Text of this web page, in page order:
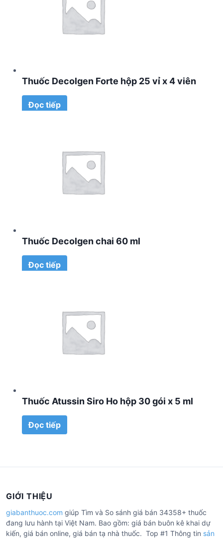
Thuốc Decolgen Forte hộp 25 vỉ x 4 viên
Đọc tiếp
Thuốc Decolgen chai 60 ml
Đọc tiếp
Thuốc Atussin Siro Ho hộp 30 gói x 5 ml
Đọc tiếp
GIỚI THIỆU
giabanthuoc.com giúp Tìm và So sánh giá bán 34358+ thuốc
đang lưu hành tại Việt Nam. Bao gồm: giá bán buôn kê khai dự
kiến, giá bán online, giá bán tạ nhà thuốc. Top #1 Thông tin sản